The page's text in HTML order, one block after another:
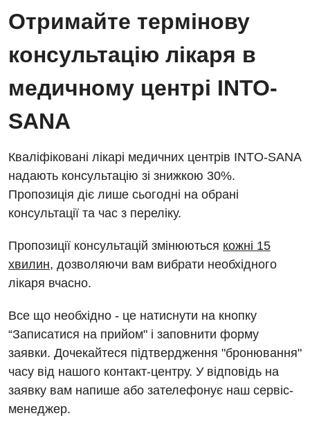
Енциклопедія
Відео
Діагностичне відділення
Інструментальна діагностика
Комп’ютерна томографія
Магнітно-резонансна томографія
Мамографія
Нейросонографія
Рентгенографія
Для дорослих
Алергологія, імунологія
Андрологія
Вакцинація
Відділення кардіосудинної патології та неврології
Відділення невідкладних станів
Відділення інтенсивної терапії
Гінекологічне відділення
Діагностичне відділення
Ендоскопічне відділення
Онкологічне відділлення
Офтальмологічне відділення
Педіатричне відділення
Травматологічне відділення
Урологічне відділення
Хірургічне відділення
Швидка медична допомога
Лікування гострого інфаркту
Національний скринінг здоров’я 40+
Українська
Російська
Отримайте термінову
консультацію лікаря в
медичному центрі INTO-
SANA
Кваліфіковані лікарі медичних центрів INTO-SANA
надають консультацію зі знижкою 30%.
Пропозиція діє лише сьогодні на обрані
консультації та час з переліку.
Пропозиції консультацій змінюються кожні 15
хвилин, дозволяючи вам вибрати необхідного
лікаря вчасно.
Все що необхідно - це натиснути на кнопку
“Записатися на прийом" і заповнити форму
заявки. Дочекайтеся підтвердження "бронювання"
часу від нашого контакт-центру. У відповідь на
заявку вам напише або зателефонує наш сервіс-
менеджер.